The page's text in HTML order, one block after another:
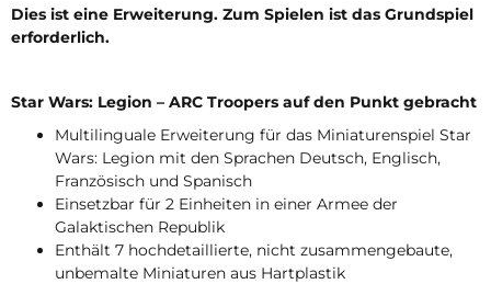
Dies ist eine Erweiterung. Zum Spielen ist das Grundspiel
erforderlich.
Star Wars: Legion – ARC Troopers auf den Punkt gebracht
Multilinguale Erweiterung für das Miniaturenspiel Star
Wars: Legion mit den Sprachen Deutsch, Englisch,
Französisch und Spanisch
Einsetzbar für 2 Einheiten in einer Armee der
Galaktischen Republik
Enthält 7 hochdetaillierte, nicht zusammengebaute,
unbemalte Miniaturen aus Hartplastik